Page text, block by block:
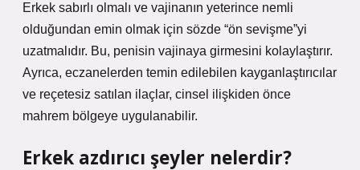
Erkek sabırlı olmalı ve vajinanın yeterince nemli
olduğundan emin olmak için sözde “ön sevişme”yi
uzatmalıdır. Bu, penisin vajinaya girmesini kolaylaştırır.
Ayrıca, eczanelerden temin edilebilen kayganlaştırıcılar
ve reçetesiz satılan ilaçlar, cinsel ilişkiden önce
mahrem bölgeye uygulanabilir.
Erkek azdırıcı şeyler nelerdir?